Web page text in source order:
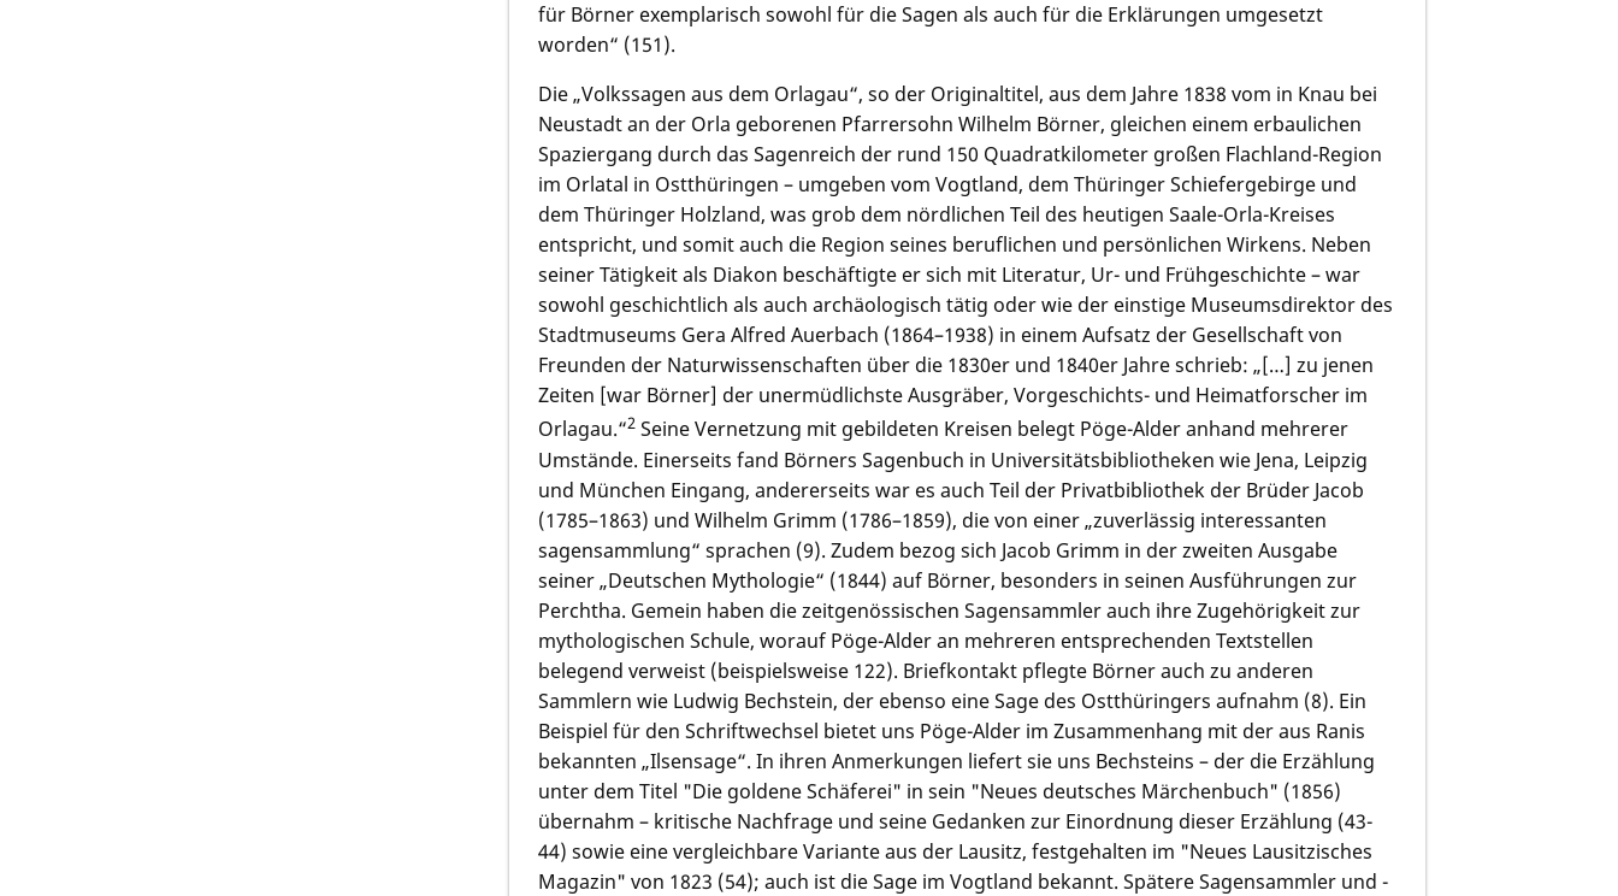
für Börner exemplarisch sowohl für die Sagen als auch für die Erklärungen umgesetzt
worden“ (151).
Die „Volkssagen aus dem Orlagau“, so der Originaltitel, aus dem Jahre 1838 vom in Knau bei
Neustadt an der Orla geborenen Pfarrersohn Wilhelm Börner, gleichen einem erbaulichen
Spaziergang durch das Sagenreich der rund 150 Quadratkilometer großen Flachland-Region
im Orlatal in Ostthüringen – umgeben vom Vogtland, dem Thüringer Schiefergebirge und
dem Thüringer Holzland, was grob dem nördlichen Teil des heutigen Saale-Orla-Kreises
entspricht, und somit auch die Region seines beruflichen und persönlichen Wirkens. Neben
seiner Tätigkeit als Diakon beschäftigte er sich mit Literatur, Ur- und Frühgeschichte – war
sowohl geschichtlich als auch archäologisch tätig oder wie der einstige Museumsdirektor des
Stadtmuseums Gera Alfred Auerbach (1864–1938) in einem Aufsatz der Gesellschaft von
Freunden der Naturwissenschaften über die 1830er und 1840er Jahre schrieb: „[…] zu jenen
Zeiten [war Börner] der unermüdlichste Ausgräber, Vorgeschichts- und Heimatforscher im
Orlagau.“2 Seine Vernetzung mit gebildeten Kreisen belegt Pöge-Alder anhand mehrerer
Umstände. Einerseits fand Börners Sagenbuch in Universitätsbibliotheken wie Jena, Leipzig
und München Eingang, andererseits war es auch Teil der Privatbibliothek der Brüder Jacob
(1785–1863) und Wilhelm Grimm (1786–1859), die von einer „zuverlässig interessanten
sagensammlung“ sprachen (9). Zudem bezog sich Jacob Grimm in der zweiten Ausgabe
seiner „Deutschen Mythologie“ (1844) auf Börner, besonders in seinen Ausführungen zur
Perchtha. Gemein haben die zeitgenössischen Sagensammler auch ihre Zugehörigkeit zur
mythologischen Schule, worauf Pöge-Alder an mehreren entsprechenden Textstellen
belegend verweist (beispielsweise 122). Briefkontakt pflegte Börner auch zu anderen
Sammlern wie Ludwig Bechstein, der ebenso eine Sage des Ostthüringers aufnahm (8). Ein
Beispiel für den Schriftwechsel bietet uns Pöge-Alder im Zusammenhang mit der aus Ranis
bekannten „Ilsensage“. In ihren Anmerkungen liefert sie uns Bechsteins – der die Erzählung
unter dem Titel "Die goldene Schäferei" in sein "Neues deutsches Märchenbuch" (1856)
übernahm – kritische Nachfrage und seine Gedanken zur Einordnung dieser Erzählung (43-
44) sowie eine vergleichbare Variante aus der Lausitz, festgehalten im "Neues Lausitzisches
Magazin" von 1823 (54); auch ist die Sage im Vogtland bekannt. Spätere Sagensammler und -